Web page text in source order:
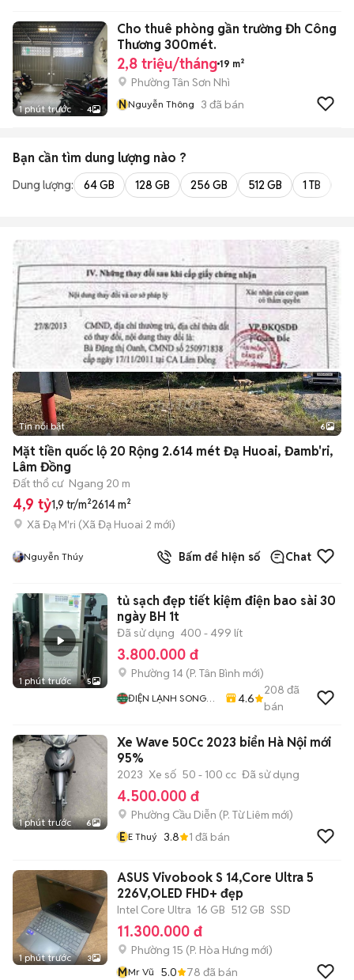
1 phút trước 4
Cho thuê phòng gần trường Đh Công
Thương 300mét.
2,8 triệu/tháng 19 m²
Phường Tân Sơn Nhì
NNguyễn Thông 3 đã bán
Bạn cần tìm dung lượng nào ?
Dung lượng: 64 GB 128 GB 256 GB 512 GB 1 TB
+2
Tin nổi bật 6
Mặt tiền quốc lộ 20 Rộng 2.614 mét Đạ Huoai, Đamb'ri,
Lâm Đồng
Đất thổ cư Ngang 20 m
4,9 tỷ1,9 tr/m²2614 m²
Xã Đạ M'ri (Xã Đạ Huoai 2 mới)
Nguyễn Thúy Bấm để hiện số Chat
1 phút trước 5
tủ sạch đẹp tiết kiệm điện bao sài 30
ngày BH 1t
Đã sử dụng 400 - 499 lít
3.800.000 đ
Phường 14 (P. Tân Bình mới)
ĐIỆN LẠNH SONG
4.6
208 đã
bán
1 phút trước 6
Xe Wave 50Cc 2023 biển Hà Nội mới
95%
2023 Xe số 50 - 100 cc Đã sử dụng
4.500.000 đ
Phường Cầu Diễn (P. Từ Liêm mới)
E E Thuý 3.8 1 đã bán
1 phút trước 3
ASUS Vivobook S 14,Core Ultra 5
226V,OLED FHD+ đẹp
Intel Core Ultra 16 GB 512 GB SSD
11.300.000 đ
Phường 15 (P. Hòa Hưng mới)
MMr Vũ 5.0 78 đã bán